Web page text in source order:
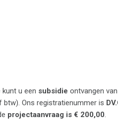
u een subsidie ontvangen van
btw). Ons registratienummer is
projectaanvraag is € 200,00.